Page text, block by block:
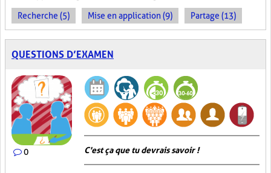
Recherche (5) Mise en application (9) Partage (13)
QUESTIONS D’EXAMEN
0 C'est ça que tu devrais savoir !